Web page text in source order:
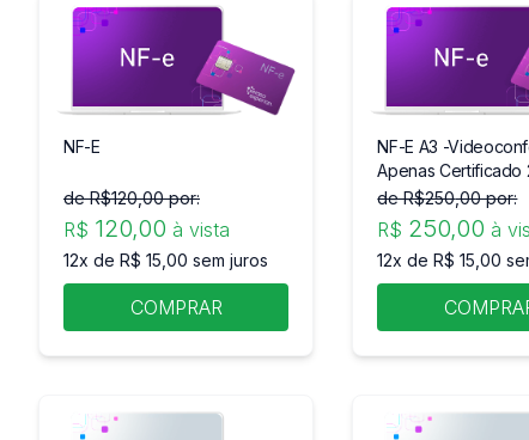
NF-E
de R$120,00 por:
R$ 120,00 à vista
12x de R$ 15,00 sem juros
COMPRAR
NF-E A3 -
Apenas Certificado
de R$250,00 por:
R$ 250,00 à
12x de R$ 15,00